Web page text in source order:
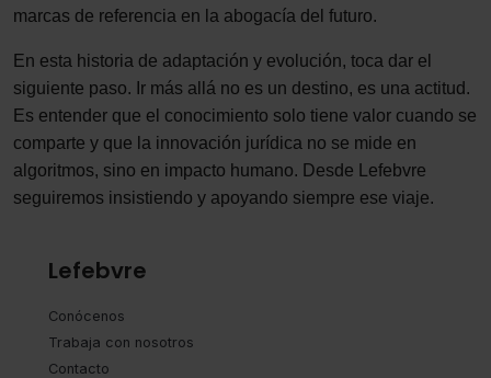
marcas de referencia en la abogacía del futuro.
En esta historia de adaptación y evolución, toca dar el
siguiente paso. Ir más allá no es un destino, es una actitud.
Es entender que el conocimiento solo tiene valor cuando se
comparte y que la innovación jurídica no se mide en
algoritmos, sino en impacto humano. Desde Lefebvre
seguiremos insistiendo y apoyando siempre ese viaje.
Lefebvre
Conócenos
Trabaja con nosotros
Contacto